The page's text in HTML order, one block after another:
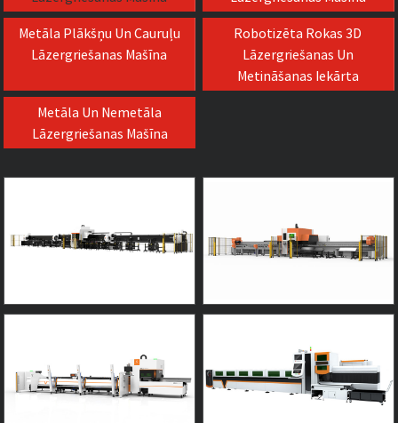
Metāla Plākšņu Un Cauruļu
Lāzergriešanas Mašīna
Robotizēta Rokas 3D
Lāzergriešanas Un
Metināšanas Iekārta
Metāla Un Nemetāla
Lāzergriešanas Mašīna